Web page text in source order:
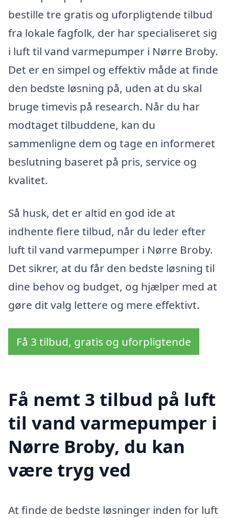
bestille tre gratis og uforpligtende tilbud
fra lokale fagfolk, der har specialiseret sig
i luft til vand varmepumper i Nørre Broby.
Det er en simpel og effektiv måde at finde
den bedste løsning på, uden at du skal
bruge timevis på research. Når du har
modtaget tilbuddene, kan du
sammenligne dem og tage en informeret
beslutning baseret på pris, service og
kvalitet.
Så husk, det er altid en god ide at
indhente flere tilbud, når du leder efter
luft til vand varmepumper i Nørre Broby.
Det sikrer, at du får den bedste løsning til
dine behov og budget, og hjælper med at
gøre dit valg lettere og mere effektivt.
Få 3 tilbud, gratis og uforpligtende
Få nemt 3 tilbud på luft
til vand varmepumper i
Nørre Broby, du kan
være tryg ved
At finde de bedste løsninger inden for luft